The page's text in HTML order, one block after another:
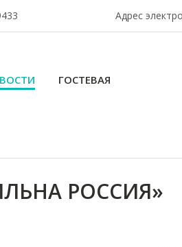
Адрес
ГОСТЕВАЯ
РОССИЯ»